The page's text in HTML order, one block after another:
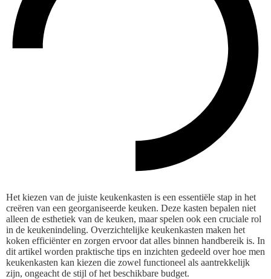
Het kiezen van de juiste keukenkasten is een essentiële stap in het
creëren van een georganiseerde keuken. Deze kasten bepalen niet
alleen de esthetiek van de keuken, maar spelen ook een cruciale rol
in de keukenindeling. Overzichtelijke keukenkasten maken het
koken efficiënter en zorgen ervoor dat alles binnen handbereik is. In
dit artikel worden praktische tips en inzichten gedeeld over hoe men
keukenkasten kan kiezen die zowel functioneel als aantrekkelijk
zijn, ongeacht de stijl of het beschikbare budget.